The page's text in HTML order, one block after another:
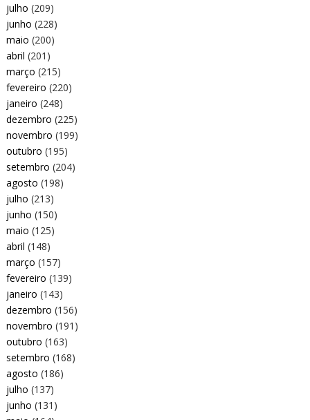
julho (209)
junho (228)
maio (200)
abril (201)
março (215)
fevereiro (220)
janeiro (248)
dezembro (225)
novembro (199)
outubro (195)
setembro (204)
agosto (198)
julho (213)
junho (150)
maio (125)
abril (148)
março (157)
fevereiro (139)
janeiro (143)
dezembro (156)
novembro (191)
outubro (163)
setembro (168)
agosto (186)
julho (137)
junho (131)